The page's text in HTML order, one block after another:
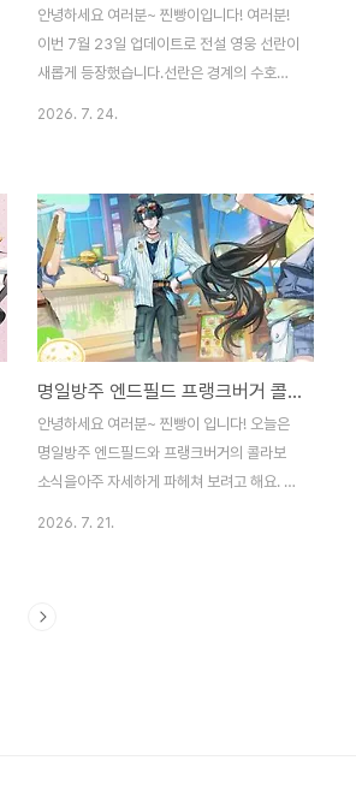
걸 추천드립니다. 여름 시즌 이벤트도 함께
진행 중입니다. 이벤트 스테이지를 플레이하
면 전용 ..
안녕하세요 여러분~ 찐빵이입니다! 여러분!
이번 7월 23일 업데이트로 전설 영웅 선란이
새롭게 등장했습니다.선란은 경계의 수호자
를 줍니다. 스킬 중 첫 번째 연환참은 후열의
적 3명(초기) 혹은 4명(2초월 효과)에게물리
공격력 비례 3회 피해를 주며 귀면 중첩에 따
라 추가 피해가 발생합니다.귀면은 물리 공격
력과 치명타 피해가 증가하는 중첩 효과라 한
층 강력해지죠. 두 번째 스킬 무영비검은 후
열 적 3명에게 버프 해제 2개(100% 확률)와
동시에 3회의 물리 공격력과 대상 최대 생명
력 비례 피해를 줍니다. 2초월 후에는 대상..
2026. 7. 24.
명일방주 엔드필드 프랭크버거 콜라보 기간, 메뉴, 가격 총정리
안녕하세요 여러분~ 찐빵이 입니다! 오늘은
명일방주 엔드필드와 프랭크버거의 콜라보
소식을아주 자세하게 파헤쳐 보려고 해요. 이
게 정리해 드릴 테니 저와 함께 구경해 봐요!
2026. 7. 21.